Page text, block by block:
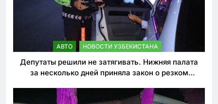
АВТО НОВОСТИ УЗБЕКИСТАНА
Депутаты решили не затягивать. Нижняя палата
за несколько дней приняла закон о резком